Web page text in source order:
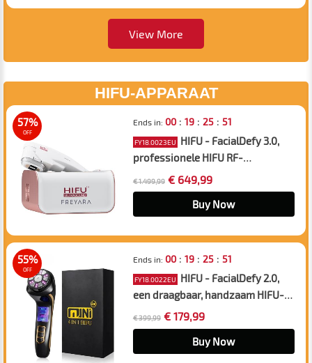
Salon en Spa
View More
HIFU-APPARAAT
57%
OFF
Ends in: 00: 19: 25: 50
FY18.0023EU
HIFU - FacialDefy 3.0,
professionele HIFU RF-
ultrasound-schoonheids- en
faceliftmachine, anti-aging en
rimpelverwijdering
€ 1.499,99 € 649,99
Buy Now
55%
OFF
Ends in: 00: 19: 25: 50
FY18.0022EU
HIFU - FacialDefy 2.0,
een draagbaar, handzaam HIFU-
apparaat met viervoudige
werking en microgerichte
ultrasone golven, levert meer
vermogen voor een snellere
€ 399,99 € 179,99
Buy Now